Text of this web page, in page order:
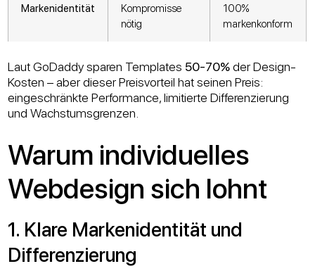
Markenidentität
Kompromisse
nötig
100%
markenkonform
Laut GoDaddy sparen Templates 50-70%der Design-
Kosten – aber dieser Preisvorteil hat seinen Preis:
eingeschränkte Performance, limitierte Differenzierung
und Wachstumsgrenzen.
Warum individuelles
Webdesign sich lohnt
1. Klare Markenidentität und
Differenzierung